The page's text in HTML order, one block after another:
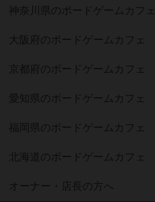
神奈川県のボードゲームカフェ
大阪府のボードゲームカフェ
京都府のボードゲームカフェ
愛知県のボードゲームカフェ
福岡県のボードゲームカフェ
北海道のボードゲームカフェ
オーナー・店長の方へ